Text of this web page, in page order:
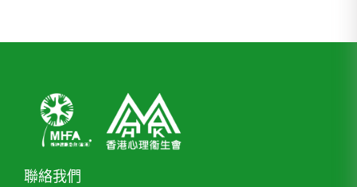
聯絡我們